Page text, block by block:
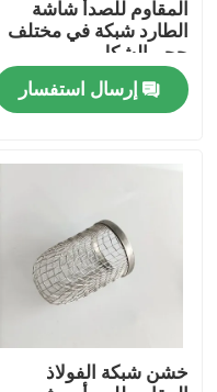
مراقبة الجودة
اتصل بنا
شبكة منسوجة من
شبكة أمان من الفولاذ
شبكة نافذة الفولاذ
المقاوم للصدأ شاشة
الطارد شبكة في مختلف
حجم الشكل
إرسال استفسار
خشن شبكة الفولاذ